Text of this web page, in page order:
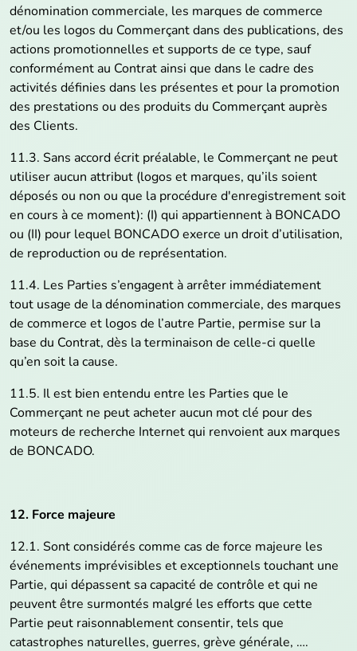
dénomination commerciale, les marques de commerce
et/ou les logos du Commerçant dans des publications, des
actions promotionnelles et supports de ce type, sauf
conformément au Contrat ainsi que dans le cadre des
activités définies dans les présentes et pour la promotion
des prestations ou des produits du Commerçant auprès
des Clients.
11.3. Sans accord écrit préalable, le Commerçant ne peut
utiliser aucun attribut (logos et marques, qu’ils soient
déposés ou non ou que la procédure d'enregistrement soit
en cours à ce moment): (I) qui appartiennent à BONCADO
ou (II) pour lequel BONCADO exerce un droit d’utilisation,
de reproduction ou de représentation.
11.4. Les Parties s’engagent à arrêter immédiatement
tout usage de la dénomination commerciale, des marques
de commerce et logos de l’autre Partie, permise sur la
base du Contrat, dès la terminaison de celle-ci quelle
qu’en soit la cause.
11.5. Il est bien entendu entre les Parties que le
Commerçant ne peut acheter aucun mot clé pour des
moteurs de recherche Internet qui renvoient aux marques
de BONCADO.
12. Force majeure
12.1. Sont considérés comme cas de force majeure les
événements imprévisibles et exceptionnels touchant une
Partie, qui dépassent sa capacité de contrôle et qui ne
peuvent être surmontés malgré les efforts que cette
Partie peut raisonnablement consentir, tels que
catastrophes naturelles, guerres, grève générale, ….